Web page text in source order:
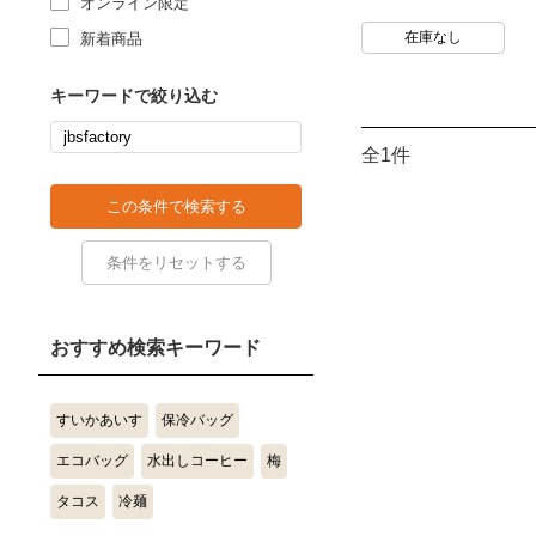
在庫なし
全1件
新着商品
キーワードで絞り込む
おすすめ検索キーワード
すいかあいす 保冷バッグ
エコバッグ 水出しコーヒー 梅
タコス 冷麺